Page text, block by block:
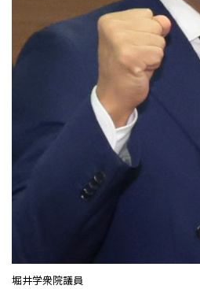
堀井学衆院議員